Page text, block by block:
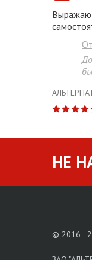
НЕ
© 2016 -